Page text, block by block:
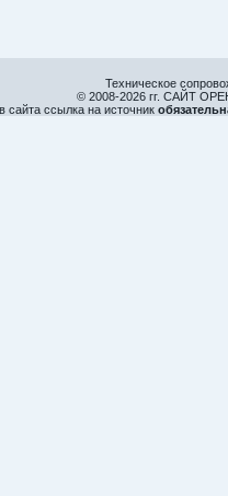
Техническое
© 2008-2026 гг. САЙТ
сайта ссылка на источник